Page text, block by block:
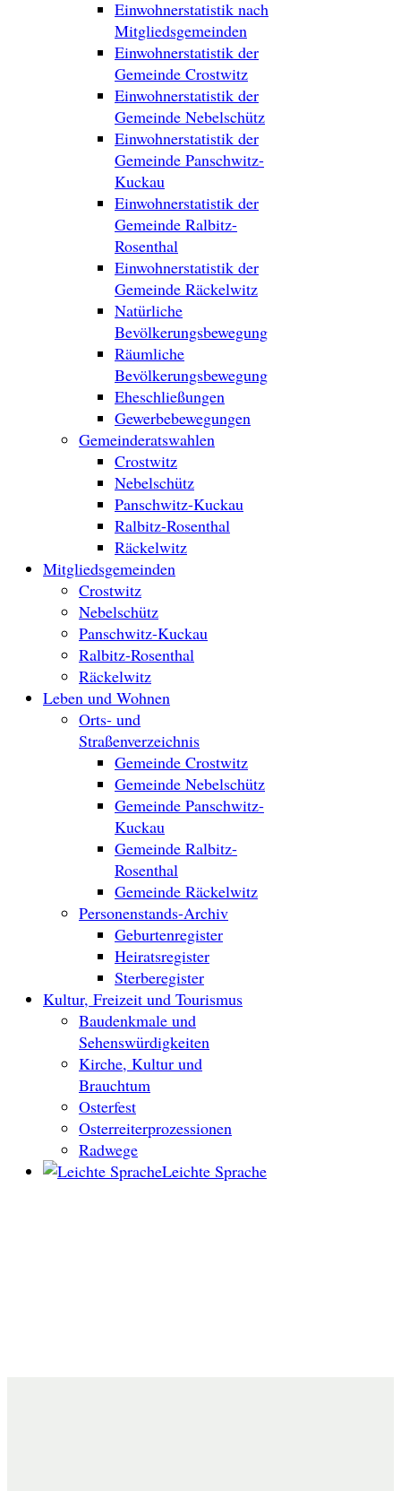
Einwohnerstatistik nach
Mitgliedsgemeinden
Einwohnerstatistik der
Gemeinde Crostwitz
Einwohnerstatistik der
Gemeinde Nebelschütz
Einwohnerstatistik der
Gemeinde Panschwitz-
Kuckau
Einwohnerstatistik der
Gemeinde Ralbitz-
Rosenthal
Einwohnerstatistik der
Gemeinde Räckelwitz
Natürliche
Bevölkerungsbewegung
Räumliche
Bevölkerungsbewegung
Eheschließungen
Gewerbebewegungen
Gemeinderatswahlen
Crostwitz
Nebelschütz
Panschwitz-Kuckau
Ralbitz-Rosenthal
Räckelwitz
Mitgliedsgemeinden
Crostwitz
Nebelschütz
Panschwitz-Kuckau
Ralbitz-Rosenthal
Räckelwitz
Leben und Wohnen
Orts- und
Straßenverzeichnis
Gemeinde Crostwitz
Gemeinde Nebelschütz
Gemeinde Panschwitz-
Kuckau
Gemeinde Ralbitz-
Rosenthal
Gemeinde Räckelwitz
Personenstands-Archiv
Geburtenregister
Heiratsregister
Sterberegister
Kultur, Freizeit und Tourismus
Baudenkmale und
Sehenswürdigkeiten
Kirche, Kultur und
Brauchtum
Osterfest
Osterreiterprozessionen
Radwege
Leichte Sprache